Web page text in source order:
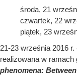
środa, 21
czwartek, 22
piątek, 23
21-23 września 2016
realizowana w ramach
phenomena: